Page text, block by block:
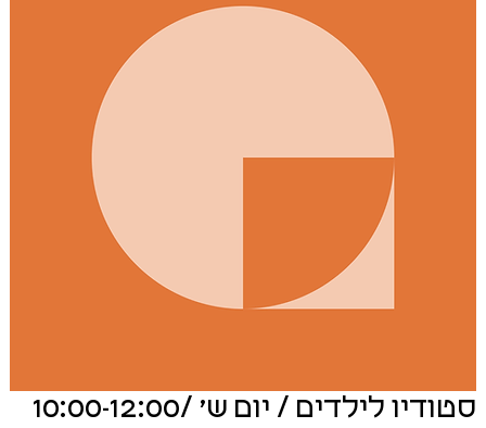
סטודיו לילדים / יום ש׳ /10:00-12:00